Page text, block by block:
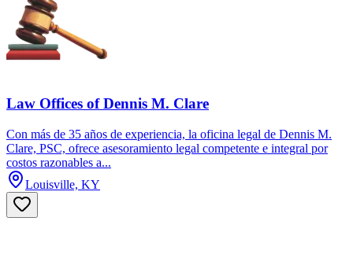
Law Offices of Dennis M. Clare
Con más de 35 años de experiencia, la oficina legal de Dennis M.
Clare, PSC, ofrece asesoramiento legal competente e integral por
costos razonables a...
Louisville, KY